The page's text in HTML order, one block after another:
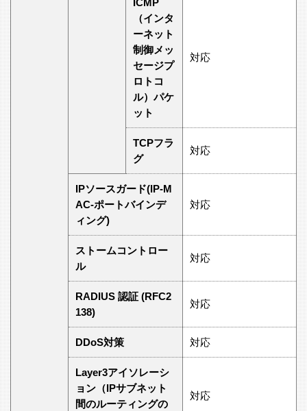
ICMP
（インタ
ーネット
制御メッ
セージプ
ロトコ
ル）パケ
ット
対応
TCPフラ
グ
対応
IPソースガード(IP-M
AC-ポートバインデ
ィング)
対応
ストームコントロー
ル
対応
RADIUS 認証 (RFC2
138)
対応
DDoS対策 対応
Layer3アイソレーシ
ョン（IPサブネット
間のルーティングの
対応